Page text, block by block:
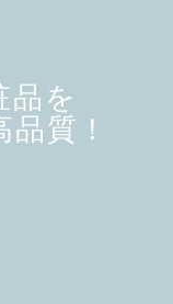
品を
質！